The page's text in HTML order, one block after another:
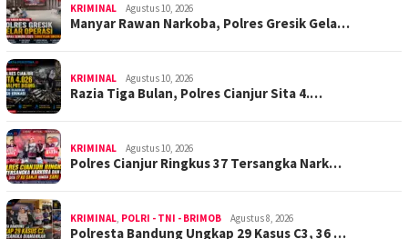
KRIMINAL Agustus 10, 2026
Manyar Rawan Narkoba, Polres Gresik Gela…
KRIMINAL Agustus 10, 2026
Razia Tiga Bulan, Polres Cianjur Sita 4.…
KRIMINAL Agustus 10, 2026
Polres Cianjur Ringkus 37 Tersangka Nark…
KRIMINAL POLRI - TNI - BRIMOB Agustus 8, 2026
Polresta Bandung Ungkap 29 Kasus C3, 36 …